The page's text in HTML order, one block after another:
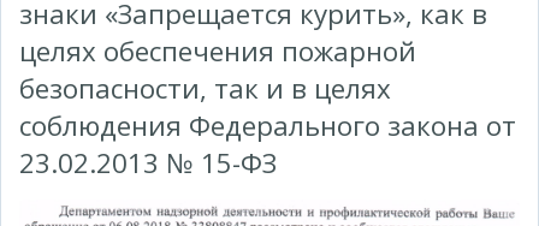
знаки «Запрещается курить», как в
целях обеспечения пожарной
безопасности, так и в целях
соблюдения Федерального закона от
23.02.2013 № 15-ФЗ